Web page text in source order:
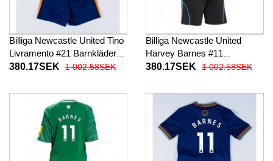
Billiga Newcastle United Tino
Livramento #21 Barnkläder
Tredje fotbollskläder till baby
byxor)
380.17SEK 1 002.58SEK
Billiga Newcastle United
Harvey Barnes #11
Barnkläder Hemma
26 Kortärmad (+ Korta byxor)
380.17SEK 1 002.58SEK